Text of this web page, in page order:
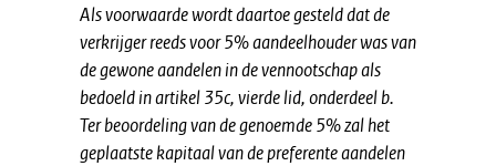
Als voorwaarde wordt daartoe gesteld dat de
verkrijger reeds voor 5% aandeelhouder was van
de gewone aandelen in de vennootschap als
bedoeld in artikel 35c, vierde lid, onderdeel b.
Ter beoordeling van de genoemde 5% zal het
geplaatste kapitaal van de preferente aandelen